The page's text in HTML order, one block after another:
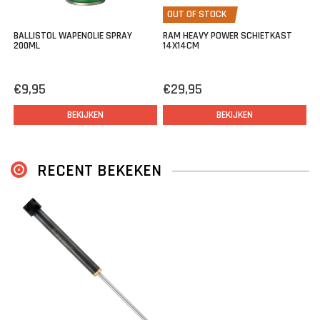
Type 7: Proxima
BALLISTOL WAPENOLIE SPRAY
200ML
€9,95
BEKIJKEN
OUT OF STOCK
RAM HEAVY POWER SCHIETKAST
14X14CM
€29,95
BEKIJKEN
RECENT BEKEKEN